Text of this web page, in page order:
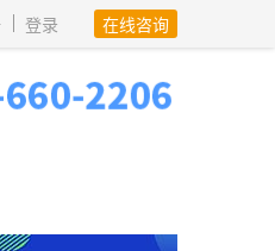
登录 在线咨询